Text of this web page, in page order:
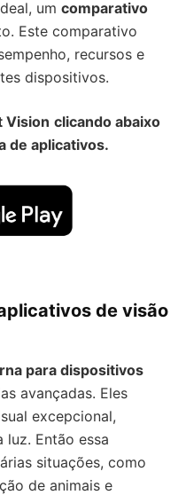
um comparativo
Este comparativo
recursos e
dispositivos.
Vision clicando abaixo
de aplicativos.
de visão
para dispositivos
avançadas. Eles
excepcional,
luz. Então essa
situações, como
de animais e